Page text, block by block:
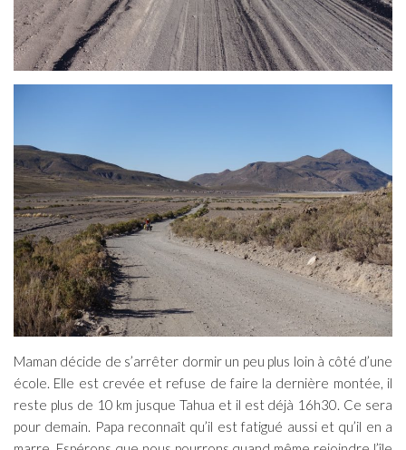
Maman décide de s’arrêter dormir un peu plus loin à côté d’une
école. Elle est crevée et refuse de faire la dernière montée, il
reste plus de 10 km jusque Tahua et il est déjà 16h30. Ce sera
pour demain. Papa reconnaît qu’il est fatigué aussi et qu’il en a